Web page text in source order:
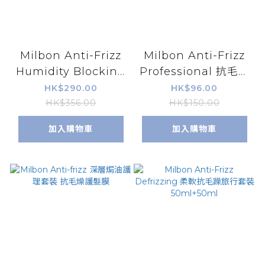
Milbon Anti-Frizz
Humidity Blocking
Oil 抗毛燥髮尾油
120ml
HK$290.00
HK$356.00
加入購物車
Milbon Anti-Frizz
Professional 抗毛燥
髮膜 9g x 4
HK$96.00
HK$150.00
加入購物車